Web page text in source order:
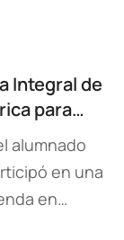
Integral de
para…
alumnado
en una
en…